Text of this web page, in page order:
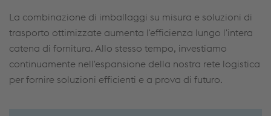
La combinazione di imballaggi su misura e soluzioni di
trasporto ottimizzate aumenta l'efficienza lungo l'intera
catena di fornitura. Allo stesso tempo, investiamo
continuamente nell'espansione della nostra rete logistica
per fornire soluzioni efficienti e a prova di futuro.